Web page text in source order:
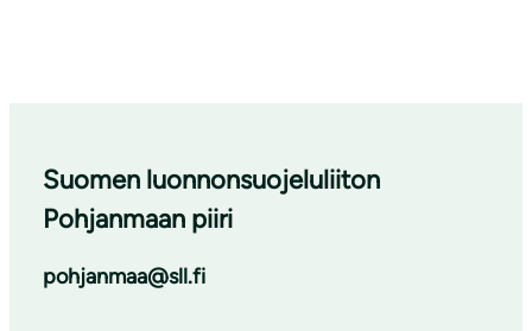
Suomen luonnonsuojeluliiton
Pohjanmaan piiri
pohjanmaa@sll.fi